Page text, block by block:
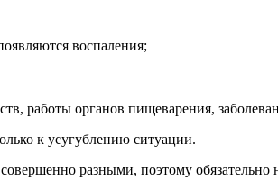
воспаления;
работы органов пищеварения,
к усугублению ситуации.
разными, поэтому обязательно